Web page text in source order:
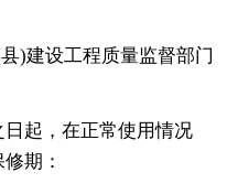
)建设工程质量监督部门
起，在正常使用情况
期：